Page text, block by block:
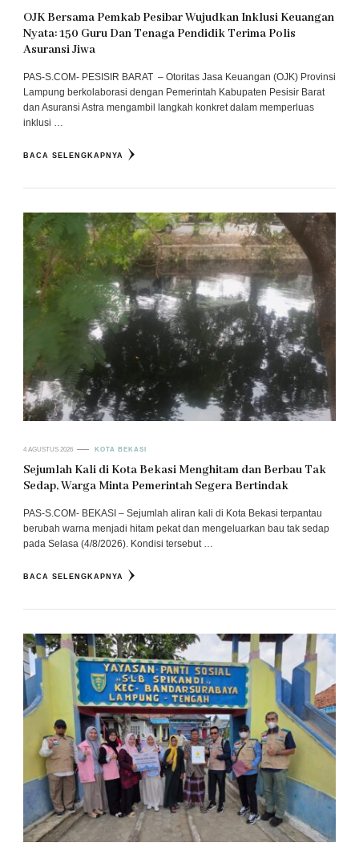
OJK Bersama Pemkab Pesibar Wujudkan Inklusi Keuangan
Nyata: 150 Guru Dan Tenaga Pendidik Terima Polis
Asuransi Jiwa
PAS-S.COM- PESISIR BARAT – Otoritas Jasa Keuangan (OJK) Provinsi
Lampung berkolaborasi dengan Pemerintah Kabupaten Pesisir Barat
dan Asuransi Astra mengambil langkah konkret dalam memperluas
inklusi …
BACA SELENGKAPNYA
4 AGUSTUS 2026 KOTA BEKASI
Sejumlah Kali di Kota Bekasi Menghitam dan Berbau Tak
Sedap, Warga Minta Pemerintah Segera Bertindak
PAS-S.COM- BEKASI – Sejumlah aliran kali di Kota Bekasi terpantau
berubah warna menjadi hitam pekat dan mengeluarkan bau tak sedap
pada Selasa (4/8/2026). Kondisi tersebut …
BACA SELENGKAPNYA